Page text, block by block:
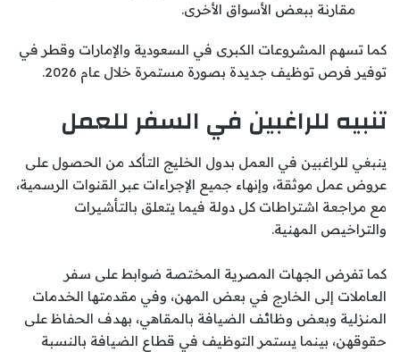
مقارنة ببعض الأسواق الأخرى.
كما تسهم المشروعات الكبرى في السعودية والإمارات وقطر في
توفير فرص توظيف جديدة بصورة مستمرة خلال عام 2026.
تنبيه للراغبين في السفر للعمل
ينبغي للراغبين في العمل بدول الخليج التأكد من الحصول على
عروض عمل موثقة، وإنهاء جميع الإجراءات عبر القنوات الرسمية،
مع مراجعة اشتراطات كل دولة فيما يتعلق بالتأشيرات
والتراخيص المهنية.
كما تفرض الجهات المصرية المختصة ضوابط على سفر
العاملات إلى الخارج في بعض المهن، وفي مقدمتها الخدمات
المنزلية وبعض وظائف الضيافة بالمقاهي، بهدف الحفاظ على
حقوقهن، بينما يستمر التوظيف في قطاع الضيافة بالنسبة